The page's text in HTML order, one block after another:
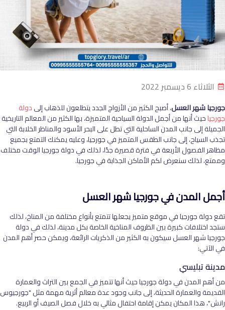
الثلاثاء 6 ديسمبر 2022
جورجيا شهر العسل، أصبح الكثير من الأزواج الجدد يتطلعون للذهاب إلىدولة
جورجياحيث أنها من أجمل الدولة السياحية المتميزة، بها الكثير من المعالم التاريخية
الجميلة إلى جانب المدن الساحلية التي تطل على البحر الأسود والمناظر الخلابة التي
تجذب السياح، إلى جانب الطقس المتميز في جورجيا، وعليه يمكنك التمتع بجميع
مظاهر الفصول الأربعة في فترة قصيرة جدًا، لذلك في دولة جورجيا الوقت مختلف
وممتع، لذلك سنعرض لكم الأماكن الجذابة في جورجيا.
أجمل المدن في جورجيا شهر العسل
تقع دولة جورجيا في موقع متميز يجعلها تتمتع بأنواع مختلفة من المناخ، لذلك
ستجد اختلافات كبيرة بين الظروف المناخية الخاصة بكل مدينة، لذلك في دولة
جورجيا شهر العسل سيكون به الكثير من الذكريات الرائعة، ويمكن حصر أهم المدن
في الآتي:
مدينة تبليسي
من أهم المدن في دولة جورجيا حيث أنها تتميز في الجمع بين التراث والعمارة
القديمة والعمارة الحديثة، إلى جانب وجود عدة معالم أثرية مهمة مثل "جورجيوس
رانش"، هذا المكان يمكن إقامة احتفال مثالي به خلال فصل الصيف أو الربيع.